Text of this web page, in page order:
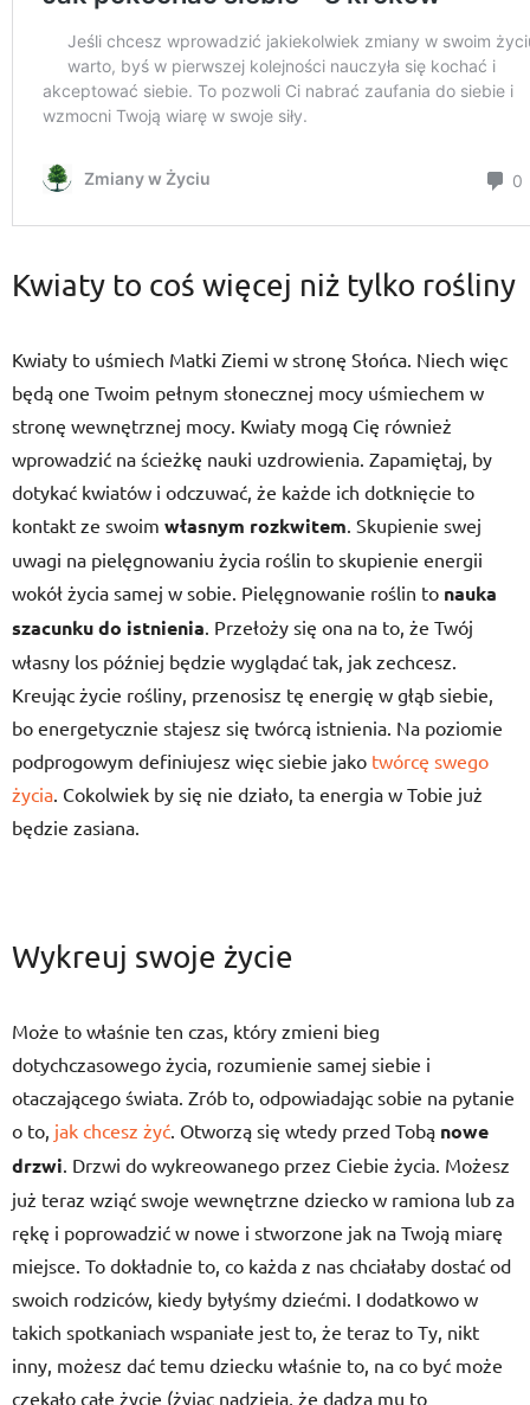
Kwiaty to coś więcej niż tylko rośliny
Kwiaty to uśmiech Matki Ziemi w stronę Słońca. Niech więc
będą one Twoim pełnym słonecznej mocy uśmiechem w
stronę wewnętrznej mocy. Kwiaty mogą Cię również
wprowadzić na ścieżkę nauki uzdrowienia. Zapamiętaj, by
dotykać kwiatów i odczuwać, że każde ich dotknięcie to
kontakt ze swoim własnym rozkwitem. Skupienie swej
uwagi na pielęgnowaniu życia roślin to skupienie energii
wokół życia samej w sobie. Pielęgnowanie roślin to nauka
szacunku do istnienia. Przełoży się ona na to, że Twój
własny los później będzie wyglądać tak, jak zechcesz.
Kreując życie rośliny, przenosisz tę energię w głąb siebie,
bo energetycznie stajesz się twórcą istnienia. Na poziomie
podprogowym definiujesz więc siebie jako twórcę swego
życia. Cokolwiek by się nie działo, ta energia w Tobie już
będzie zasiana.
Wykreuj swoje życie
Może to właśnie ten czas, który zmieni bieg
dotychczasowego życia, rozumienie samej siebie i
otaczającego świata. Zrób to, odpowiadając sobie na pytanie
o to, jak chcesz żyć. Otworzą się wtedy przed Tobą nowe
drzwi. Drzwi do wykreowanego przez Ciebie życia. Możesz
już teraz wziąć swoje wewnętrzne dziecko w ramiona lub za
rękę i poprowadzić w nowe i stworzone jak na Twoją miarę
miejsce. To dokładnie to, co każda z nas chciałaby dostać od
swoich rodziców, kiedy byłyśmy dziećmi. I dodatkowo w
takich spotkaniach wspaniałe jest to, że teraz to Ty, nikt
inny, możesz dać temu dziecku właśnie to, na co być może
czekało całe życie (żyjąc nadzieją, że dadzą mu to